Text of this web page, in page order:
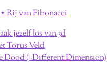
⋆ Rij van Fibonacci
jezelf los van 3d
Torus Veld
Dood (=Different Dimension)